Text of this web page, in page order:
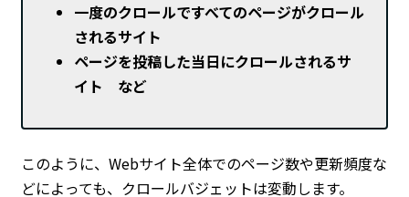
一度のクロールですべてのページがクロール
されるサイト
ページを投稿した当日にクロールされるサ
イト など
このように、Webサイト全体でのページ数や更新頻度な
どによっても、クロールバジェットは変動します。